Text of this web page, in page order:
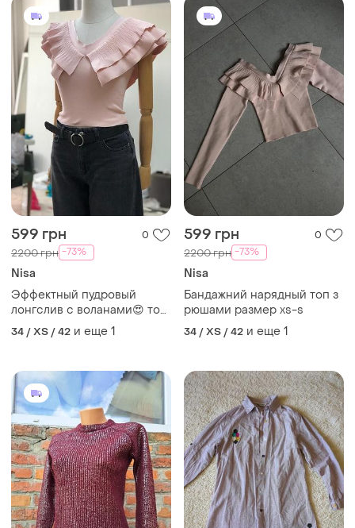
599 грн 0
2200 грн -73%
Nisa
Эффектный пудровый
лонгслив с воланами😍 топ
з рюшами размер xs-s
34 / XS / 42 и еще 1
599 грн 0
2200 грн -73%
Nisa
Бандажний нарядный топ з
рюшами размер xs-s
34 / XS / 42 и еще 1